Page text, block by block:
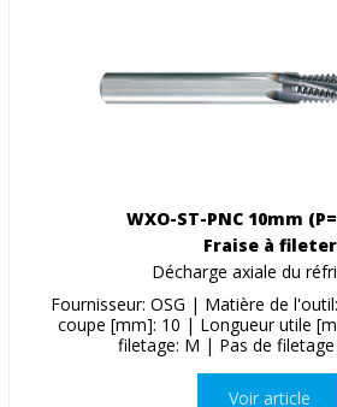
WXO-ST-PNC 10mm
Fraise à fileter
Décharge axiale du
Fournisseur: OSG | Matière de
coupe [mm]: 10 | Longueur utile
filetage: M | Pas de
Voir article